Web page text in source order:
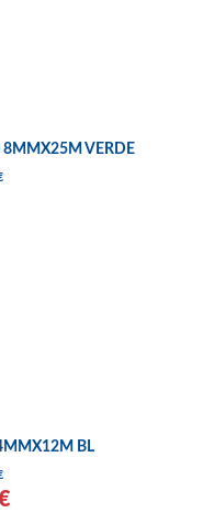
8MMX25M VERDE
POLIPROPILENO 4MMX12M BL